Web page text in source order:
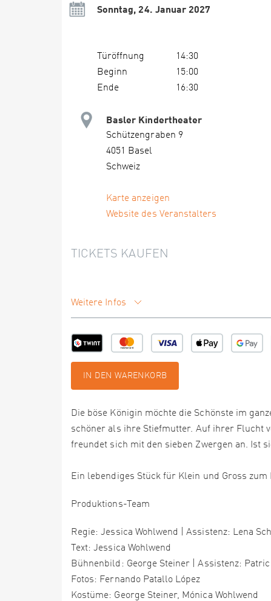
Sonntag, 24. Januar 2027
Türöffnung
14:30
Beginn
15:00
Ende
16:30
Basler Kindertheater
Schützengraben 9
4051 Basel
Schweiz
Karte anzeigen
Website des Veranstalters
TICKETS KAUFEN
Weitere Infos
IN DEN WARENKORB
Die böse Königin möchte die Schönste im
schöner als ihre Stiefmutter. Auf ihrer Flucht
freundet sich mit den sieben Zwergen an. Ist
Ein lebendiges Stück für Klein und Gross
Produktions-Team
Regie: Jessica Wohlwend | Assistenz: Lena
Text: Jessica Wohlwend
Bühnenbild: George Steiner | Assistenz:
Fotos: Fernando Patallo López
Kostüme: George Steiner, Mónica Wohlwend